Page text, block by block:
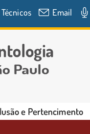
Email
e Pertencimento